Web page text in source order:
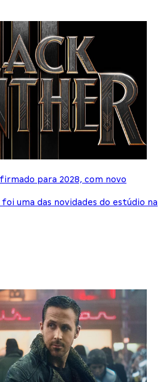
para 2028, com novo
uma das novidades do estúdio na